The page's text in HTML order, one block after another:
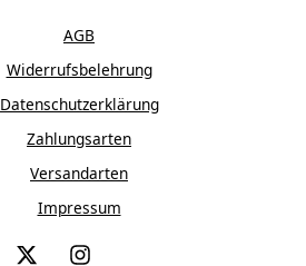
AGB
Widerrufsbelehrung
Datenschutzerklärung
Zahlungsarten
Versandarten
Impressum